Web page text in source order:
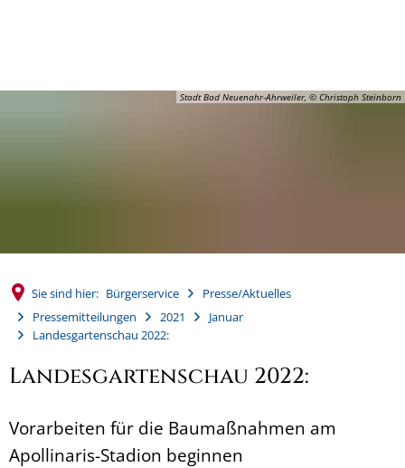
Stadt Bad Neuenahr-Ahrweiler, © Christoph Steinborn
Sie sind hier: Bürgerservice
Presse/Aktuelles
Pressemitteilungen
2021
Januar
Landesgartenschau 2022:
Landesgartenschau 2022:
Vorarbeiten für die Baumaßnahmen am
Apollinaris-Stadion beginnen